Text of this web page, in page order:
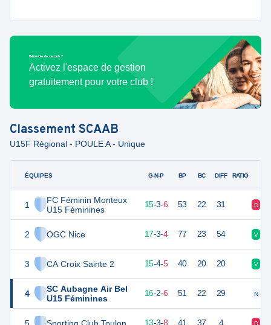
Bénévole de ce club ?
Activez l'espace de gestion
gratuitement pour votre club !
Classement SCAAB
U15F Régional - POULE A - Unique
ÉQUIPES
1
FC Féminin Monteux
U15 Féminines
2 OGC Nice
3 CA Croix Sainte 2
4
SC Aubagne Air Bel
U15 Féminines
G-N-P BP BC DIFF RATIO
49 24 15-3-6 53 22 31 D
17-3-4 77 23 54 V
48 15-4-5 40 20 20 V
48 24 16-2-6 51 22 29 N
43 24 13-3-8 41 37 4 D